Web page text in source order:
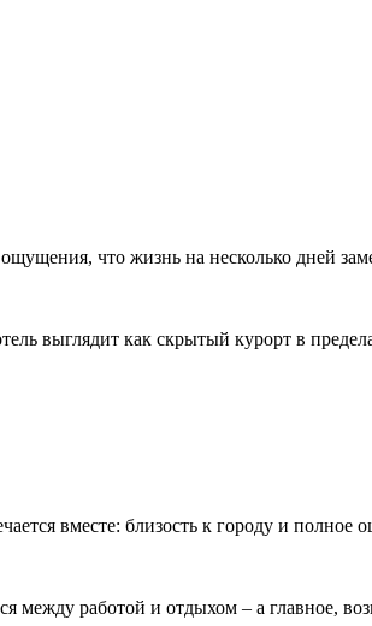
что жизнь на несколько дней
выглядит как скрытый курорт в
вместе: близость к городу и
между работой и отдыхом – а главное,